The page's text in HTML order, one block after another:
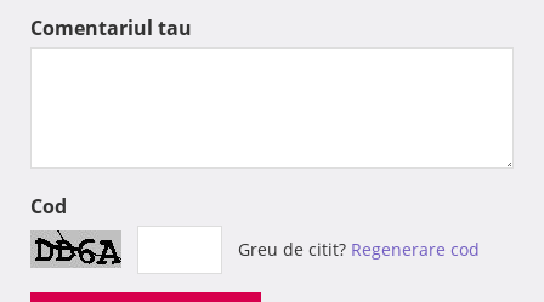
Comentariul tau
Cod
Greu de citit? Regenerare cod